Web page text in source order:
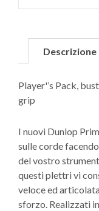
Descrizione
Player'’s Pack,
grip
I nuovi Dunlop
sulle corde
del vostro
questi plettri vi
veloce ed
sforzo. Realizzati